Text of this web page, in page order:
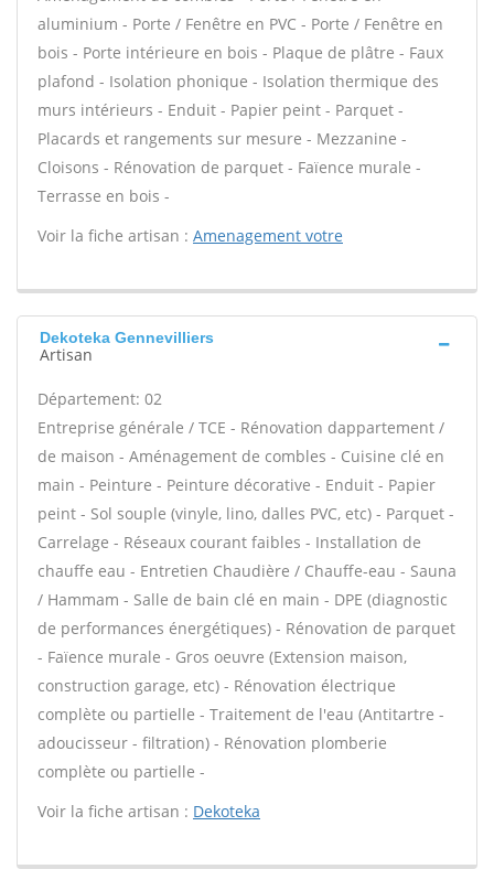
aluminium - Porte / Fenêtre en PVC - Porte / Fenêtre en
bois - Porte intérieure en bois - Plaque de plâtre - Faux
plafond - Isolation phonique - Isolation thermique des
murs intérieurs - Enduit - Papier peint - Parquet -
Placards et rangements sur mesure - Mezzanine -
Cloisons - Rénovation de parquet - Faïence murale -
Terrasse en bois -
Voir la fiche artisan : Amenagement votre
Dekoteka Gennevilliers
Artisan
Département: 02
Entreprise générale / TCE - Rénovation dappartement /
de maison - Aménagement de combles - Cuisine clé en
main - Peinture - Peinture décorative - Enduit - Papier
peint - Sol souple (vinyle, lino, dalles PVC, etc) - Parquet -
Carrelage - Réseaux courant faibles - Installation de
chauffe eau - Entretien Chaudière / Chauffe-eau - Sauna
/ Hammam - Salle de bain clé en main - DPE (diagnostic
de performances énergétiques) - Rénovation de parquet
- Faïence murale - Gros oeuvre (Extension maison,
construction garage, etc) - Rénovation électrique
complète ou partielle - Traitement de l'eau (Antitartre -
adoucisseur - filtration) - Rénovation plomberie
complète ou partielle -
Voir la fiche artisan : Dekoteka